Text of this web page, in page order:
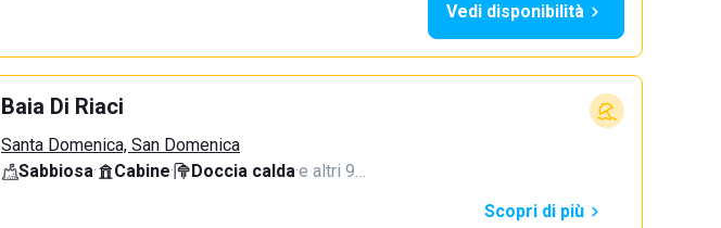
Vedi disponibilità
Baia Di Riaci
Santa Domenica, San Domenica
Sabbiosa· Cabine· Doccia calda·e altri 9…
Scopri di più